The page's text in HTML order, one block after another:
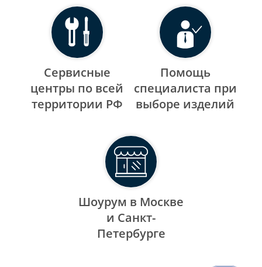
Сервисные
центры по всей
территории РФ
Помощь
специалиста при
выборе изделий
Шоурум в Москве
и Санкт-
Петербурге